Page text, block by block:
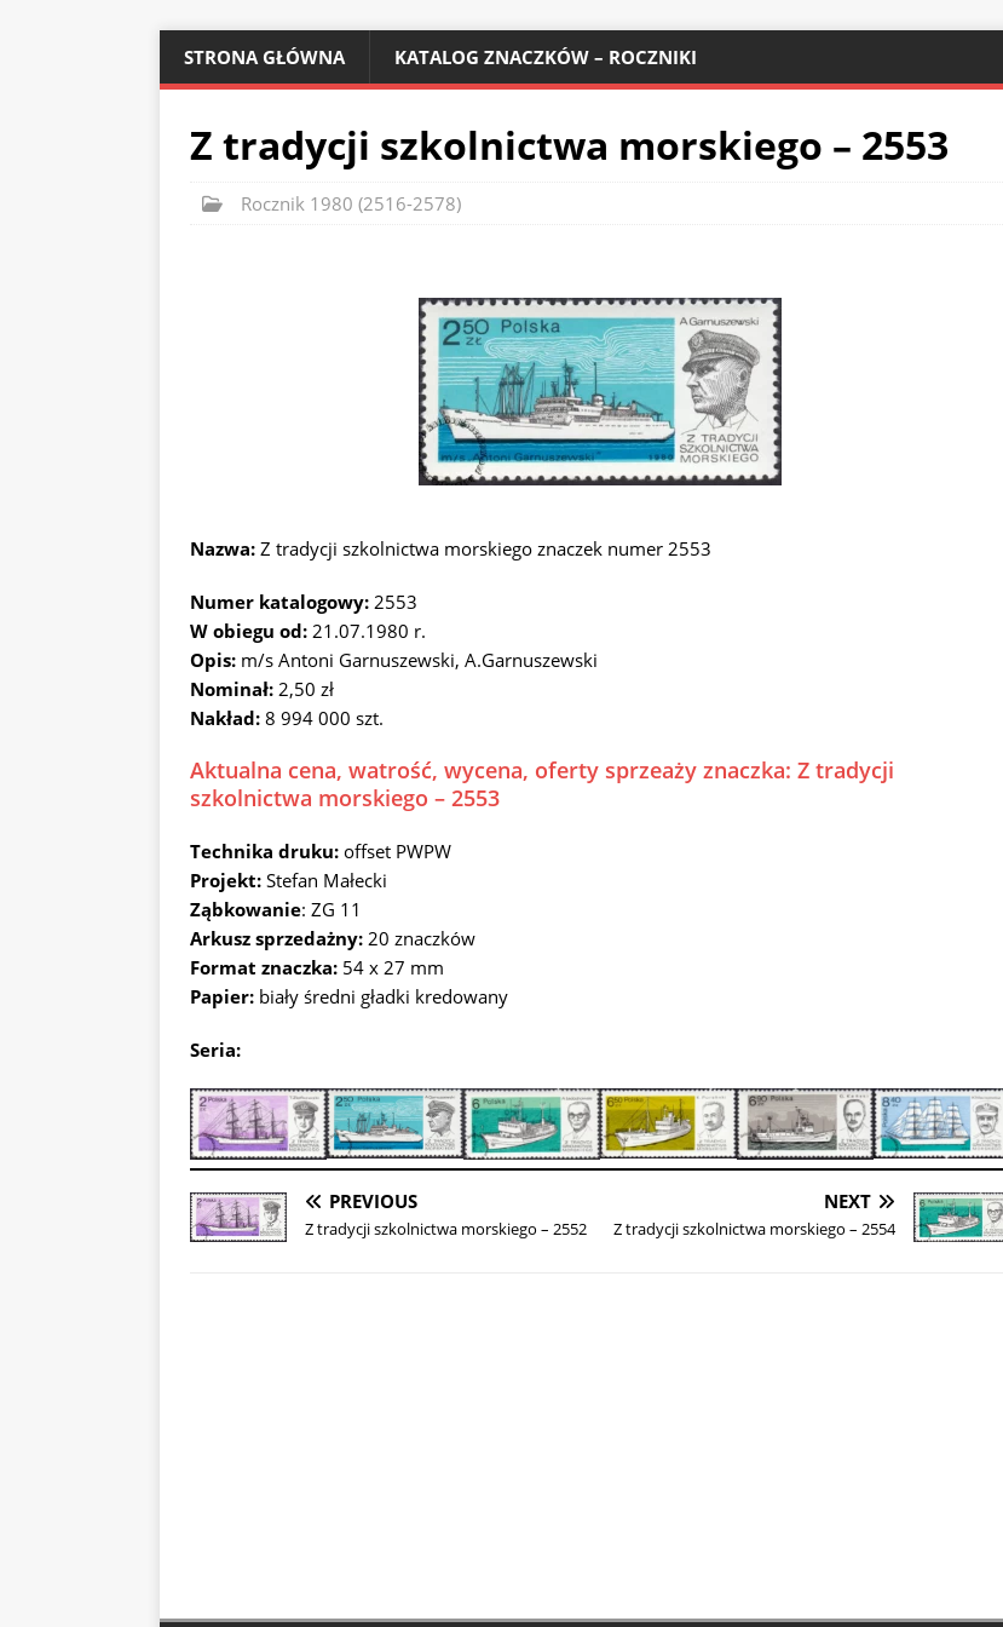
STRONA GŁÓWNA KATALOG ZNACZKÓW – ROCZNIKI
Z tradycji szkolnictwa morskiego – 2553
Rocznik 1980 (2516-2578)
Nazwa: Z tradycji szkolnictwa morskiego znaczek numer 2553
Numer katalogowy: 2553
W obiegu od: 21.07.1980 r.
Opis: m/s Antoni Garnuszewski, A.Garnuszewski
Nominał: 2,50 zł
Nakład: 8 994 000 szt.
Aktualna cena, watrość, wycena, oferty sprzeaży znaczka: Z tradycji
szkolnictwa morskiego – 2553
Technika druku: offset PWPW
Projekt: Stefan Małecki
Ząbkowanie: ZG 11
Arkusz sprzedażny: 20 znaczków
Format znaczka: 54 x 27 mm
Papier: biały średni gładki kredowany
Seria:
PREVIOUS
Z tradycji szkolnictwa morskiego – 2552
NEXT
Z tradycji szkolnictwa morskiego – 2554